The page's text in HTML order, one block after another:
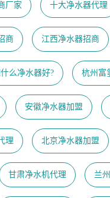
厂家 十大净水器代理
商 江西净水器招商
么净水器好? 杭州富
安徽净水器加盟
理 北京净水器加盟
甘肃净水机代理 兰